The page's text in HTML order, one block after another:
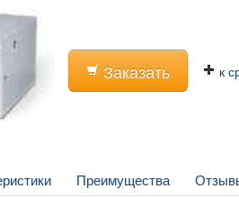
Заказать к
Преимущества